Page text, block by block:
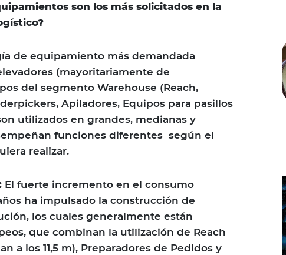
son los más solicitados en la
de equipamiento más demandada
(mayoritariamente de
del segmento Warehouse (Reach,
Apiladores, Equipos para pasillos
utilizados en grandes, medianas y
funciones diferentes según el
realizar.
El fuerte incremento en el consumo
ha impulsado la construcción de
los cuales generalmente están
que combinan la utilización de Reach
a los 11,5 m), Preparadores de Pedidos y